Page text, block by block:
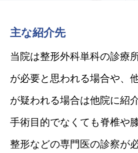
主な紹介先
当院は整形外科単科の診療
が必要と思われる場合や、
が疑われる場合は他院に紹
手術目的でなくても脊椎や
整形などの専門医の診察が